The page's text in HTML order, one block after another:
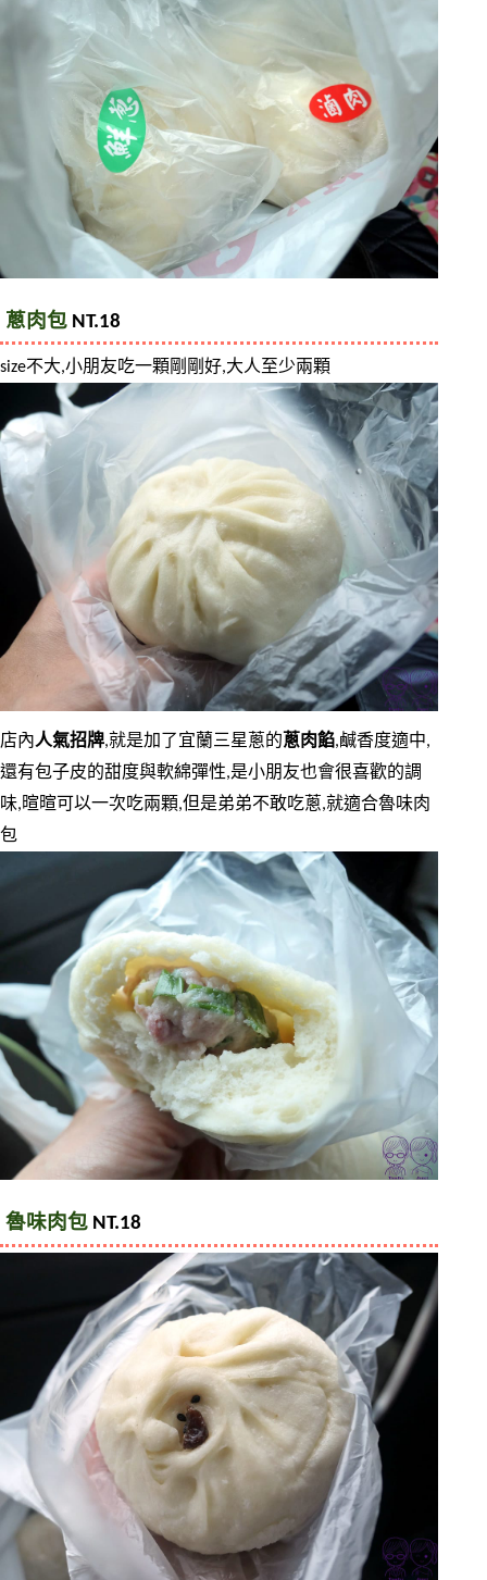
蔥肉包 NT.18
size不大,小朋友吃一顆剛剛好,大人至少兩顆
店內人氣招牌,就是加了宜蘭三星蔥的蔥肉餡,鹹香度適中,
還有包子皮的甜度與軟綿彈性,是小朋友也會很喜歡的調
味,暄暄可以一次吃兩顆,但是弟弟不敢吃蔥,就適合魯味肉
包
魯味肉包 NT.18